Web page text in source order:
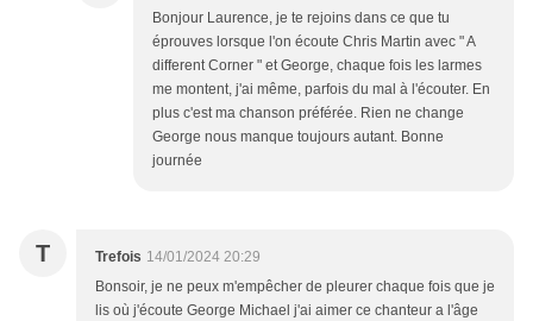
Bonjour Laurence, je te rejoins dans ce que tu
éprouves lorsque l'on écoute Chris Martin avec " A
different Corner " et George, chaque fois les larmes
me montent, j'ai même, parfois du mal à l'écouter. En
plus c'est ma chanson préférée. Rien ne change
George nous manque toujours autant. Bonne
journée
T Trefois 14/01/2024 20:29
Bonsoir, je ne peux m'empêcher de pleurer chaque fois que je
lis où j'écoute George Michael j'ai aimer ce chanteur a l'âge